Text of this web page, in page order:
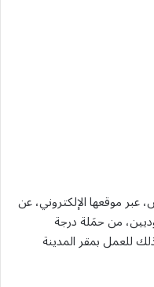
عبر موقعها الإلكتروني، عن
من حمَلة درجة
للعمل بمقر المدينة